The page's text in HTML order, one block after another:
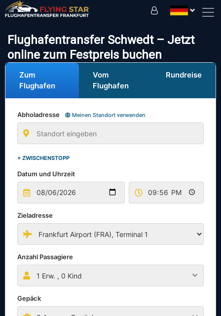
Flughafentransfer Schwedt – Jetzt
online zum Festpreis buchen
Zum
Flughafen
Vom
Flughafen
Rundreise
Abholadresse Meinen Standort verwenden
+ ZWISCHENSTOPP
Datum und Uhrzeit
Zieladresse
Anzahl Passagiere
1 Erw. , 0 Kind
Gepäck